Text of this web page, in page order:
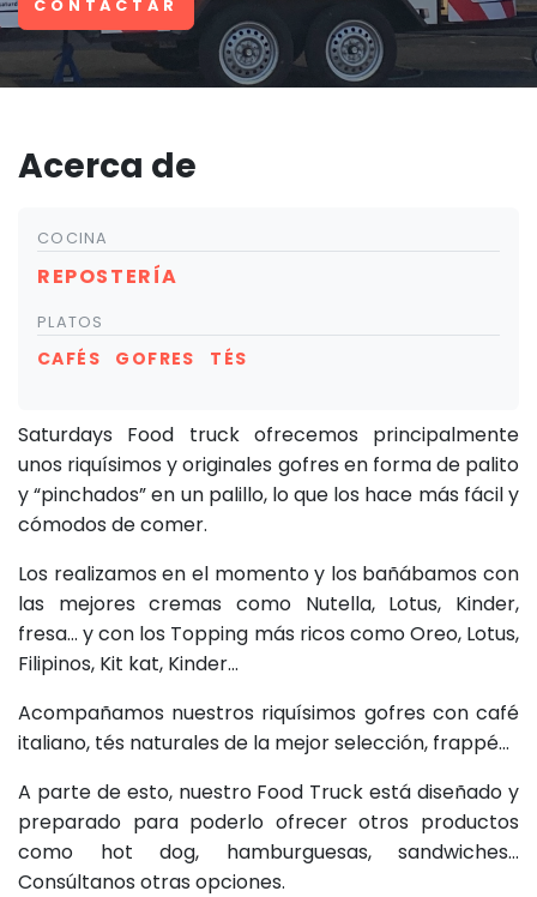
CONTACTAR
Acerca de
COCINA
REPOSTERÍA
PLATOS
CAFÉS GOFRES TÉS
Saturdays Food truck ofrecemos principalmente
unos riquísimos y originales gofres en forma de palito
y “pinchados” en un palillo, lo que los hace más fácil y
cómodos de comer.
Los realizamos en el momento y los bañábamos con
las mejores cremas como Nutella, Lotus, Kinder,
fresa… y con los Topping más ricos como Oreo, Lotus,
Filipinos, Kit kat, Kinder…
Acompañamos nuestros riquísimos gofres con café
italiano, tés naturales de la mejor selección, frappé…
A parte de esto, nuestro Food Truck está diseñado y
preparado para poderlo ofrecer otros productos
como hot dog, hamburguesas, sandwiches…
Consúltanos otras opciones.